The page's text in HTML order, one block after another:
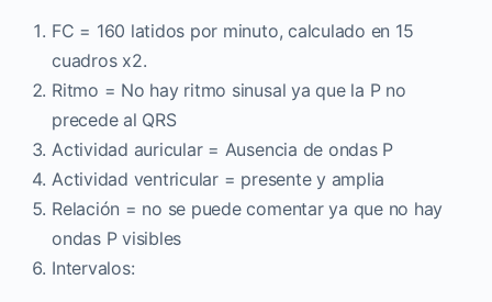
FC = 160 latidos por minuto, calculado en 15
cuadros x2.
Ritmo = No hay ritmo sinusal ya que la P no
precede al QRS
Actividad auricular = Ausencia de ondas P
Actividad ventricular = presente y amplia
Relación = no se puede comentar ya que no hay
ondas P visibles
Intervalos: